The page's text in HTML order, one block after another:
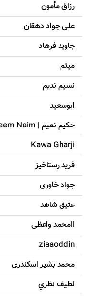
رزاق مأمون
علی جواد دهقان
جاويد فرهاد
میثم
نسیم ندیم
ابوسعيد
حکيم نعيم | Hakeem Naim
Kawa Gharji
فرید رستاخیز
جواد خاوری
عتیق شاهد
llمحمد واعظی
ziaaoddin
محمد بشیر اسکندری
لطيف نظري